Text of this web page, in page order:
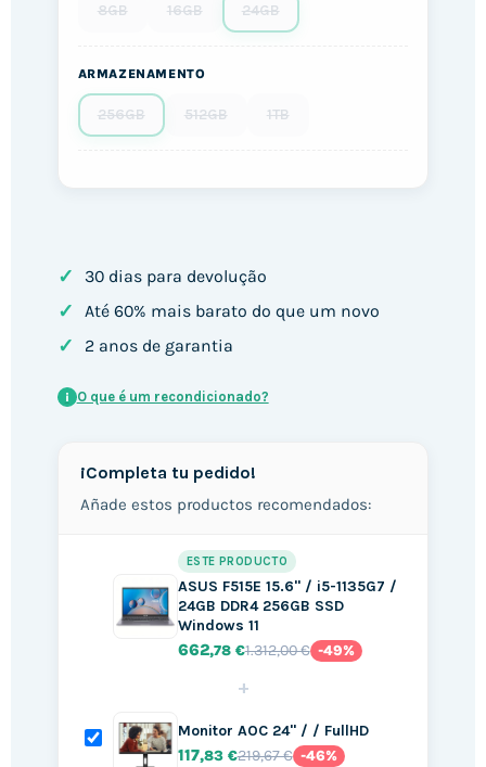
8GB 16GB 24GB
ARMAZENAMENTO
256GB 512GB 1TB
✓ 30 dias para devolução
✓ Até 60% mais barato do que um novo
✓ 2 anos de garantia
i O que é um recondicionado?
¡Completa tu pedido!
Añade estos productos recomendados:
ESTE PRODUCTO
ASUS F515E 15.6" / i5-1135G7 /
24GB DDR4 256GB SSD
Windows 11
662,78 €1.312,00 € -49%
+
Monitor AOC 24" / / FullHD
117,83 €219,67 € -46%